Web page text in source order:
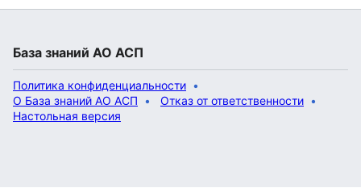
База знаний АО АСП
Политика конфиденциальности
О База знаний АО АСП
Отказ от ответственности
Настольная версия